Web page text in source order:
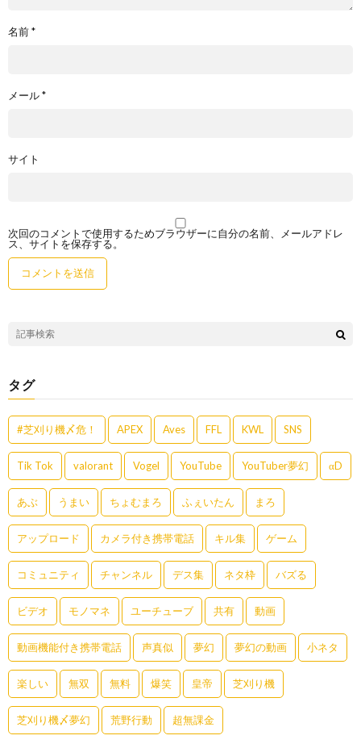
名前*
メール*
サイト
次回のコメントで使用するためブラウザーに自分の名前、メールアドレ
ス、サイトを保存する。
タグ
#芝刈り機〆危！ APEX Aves FFL KWL SNS
Tik Tok valorant Vogel YouTube YouTuber夢幻 αD
あぶ うまい ちょむまろ ふぇいたん まろ
アップロード カメラ付き携帯電話 キル集 ゲーム
コミュニティ チャンネル デス集 ネタ枠 バズる
ビデオ モノマネ ユーチューブ 共有 動画
動画機能付き携帯電話 声真似 夢幻 夢幻の動画 小ネタ
楽しい 無双 無料 爆笑 皇帝 芝刈り機
芝刈り機〆夢幻 荒野行動 超無課金